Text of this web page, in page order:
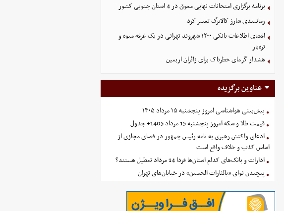
برنامه برگزاری امتحانات نهایی معوق در 4 استان جنوبی کشور
زمانبندی شارژ کالابرگ تغییر کرد
افشای اطلاعات بانکی ۱۲۰۰ شهروند تهرانی در یک غرفه میوه و
تره‌بار
هشدار گرمای خطرناک برای زائران اربعین
عناوین برگزیده
پیش‌بینی هواشناسی امروز پنجشنبه ۱۵ مرداد ۱۴۰۵
قیمت طلا و سکه امروز پنجشنبه 15 مرداد 1405+ جدول
ادعای واکنش رهبری به نامه رئیس جمهور در فضای مجازی از
اساس کذب و خلاف واقع است
ادارات و بانک‌های کدام استان‌ها فردا 14 مرداد تعطیل هستند؟
پیچیدن نوای «یالثارات الحسین» در خیابان‌های تهران